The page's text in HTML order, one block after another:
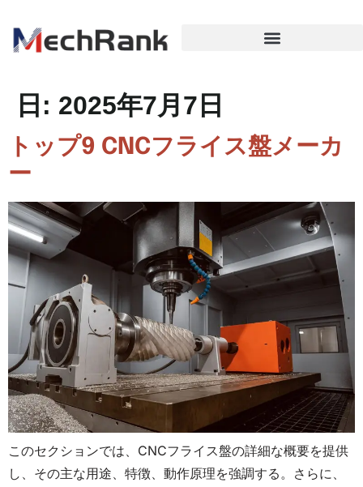
日: 2025年7月7日
トップ9 CNCフライス盤メーカ
ー
このセクションでは、CNCフライス盤の詳細な概要を提供
し、その主な用途、特徴、動作原理を強調する。さらに、